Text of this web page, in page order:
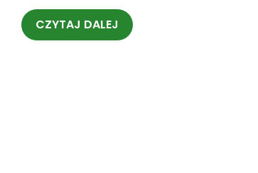
CZYTAJ DALEJ